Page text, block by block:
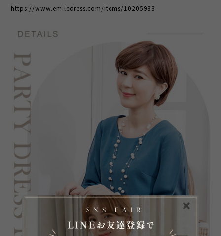
https://www.emiledress.com/items/10205933